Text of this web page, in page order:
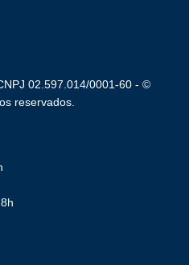
02.597.014/0001-60 - ©
reservados.